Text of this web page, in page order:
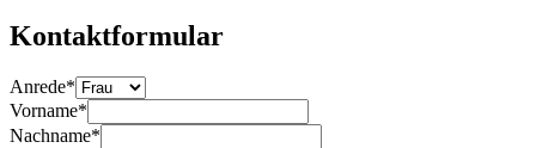
Kontaktformular
Anrede*
Vorname*
Nachname*